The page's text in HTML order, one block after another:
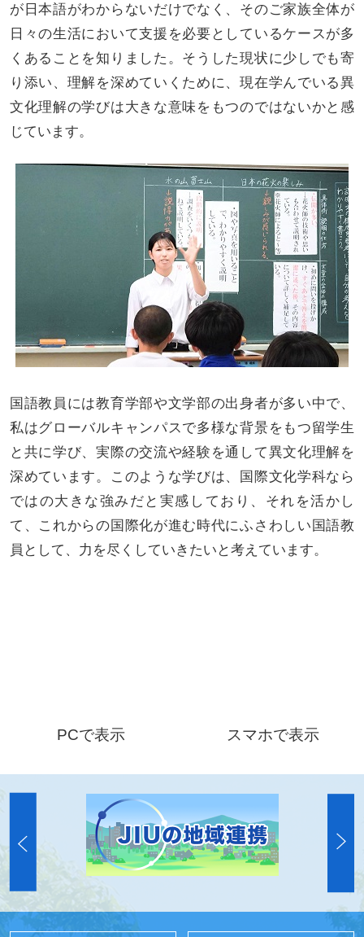
が日本語がわからないだけでなく、そのご家族全体が
日々の生活において支援を必要としているケースが多
くあることを知りました。そうした現状に少しでも寄
り添い、理解を深めていくために、現在学んでいる異
文化理解の学びは大きな意味をもつのではないかと感
じています。
国語教員には教育学部や文学部の出身者が多い中で、
私はグローバルキャンパスで多様な背景をもつ留学生
と共に学び、実際の交流や経験を通して異文化理解を
深めています。このような学びは、国際文化学科なら
ではの大きな強みだと実感しており、それを活かし
て、これからの国際化が進む時代にふさわしい国語教
員として、力を尽くしていきたいと考えています。
PCで表示 スマホで表示